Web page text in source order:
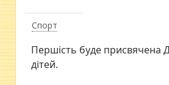
Спорт
Першість буде присвячена
дітей.